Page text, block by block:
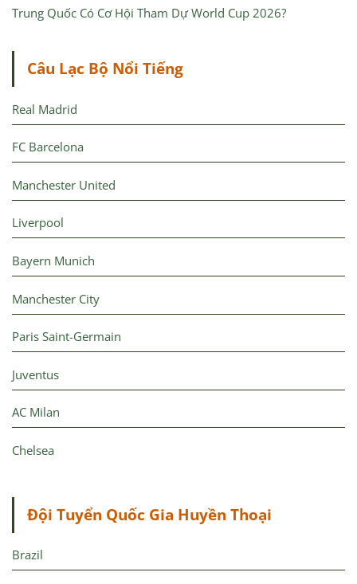
Trung Quốc Có Cơ Hội Tham Dự World Cup 2026?
Câu Lạc Bộ Nổi Tiếng
Real Madrid
FC Barcelona
Manchester United
Liverpool
Bayern Munich
Manchester City
Paris Saint-Germain
Juventus
AC Milan
Chelsea
Đội Tuyển Quốc Gia Huyền Thoại
Brazil